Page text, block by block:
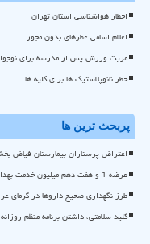
اخطار هواشناسی استان تهران
اعلام اسامی عطرهای بدون مجوز
مزیت ورزش پس از مدرسه برای
خطر نانوپلاستیک ها برای کلیه ها
پربحث ترین ها
اعتراض پرستاران بیمارستان فیاض
عرضه 1 و هفت دهم میلیون خدمت بهداشتی و درمانی به زائرین اربعین
طرز نگهداری صحیح داروها در گرمای
کلید سلامتی، داشتن برنامه منظم